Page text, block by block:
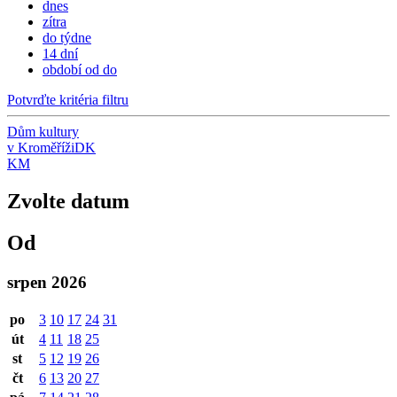
dnes
zítra
do týdne
14 dní
období od do
Potvrďte kritéria filtru
Dům kultury
v KroměřížiDK
KM
Zvolte datum
Od
srpen 2026
po 3 10 17 24 31
út
4 11 18 25
st
5 12 19 26
čt
6 13 20 27